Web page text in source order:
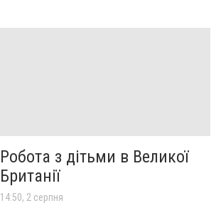
Робота з дітьми в Великої
Британії
14:50, 2 серпня